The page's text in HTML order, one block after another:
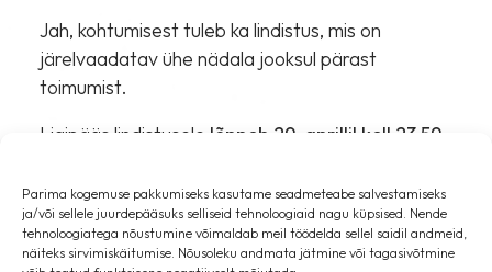
Parima kogemuse pakkumiseks kasutame seadmeteabe salvestamiseks
ja/või sellele juurdepääsuks selliseid tehnoloogiaid nagu küpsised. Nende
tehnoloogiatega nõustumine võimaldab meil töödelda sellel saidil andmeid,
näiteks sirvimiskäitumise. Nõusoleku andmata jätmine või tagasivõtmine
Jah, kohtumisest tuleb ka lindistus, mis on
järelvaadatav ühe nädala jooksul pärast
toimumist.
Ligipääs lindistusele lõppeb 29. aprillil kell 23:59.
Valin juurtasandi muutuse